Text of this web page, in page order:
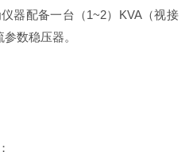
器配备一台（1~2）KVA（视接
数稳压器。